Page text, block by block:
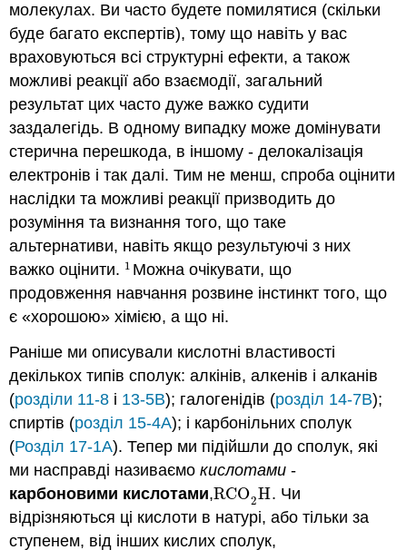
молекулах. Ви часто будете помилятися (скільки
буде багато експертів), тому що навіть у вас
враховуються всі структурні ефекти, а також
можливі реакції або взаємодії, загальний
результат цих часто дуже важко судити
заздалегідь. В одному випадку може домінувати
стерична перешкода, в іншому - делокалізація
електронів і так далі. Тим не менш, спроба оцінити
наслідки та можливі реакції призводить до
розуміння та визнання того, що таке
альтернативи, навіть якщо результуючі з них
важко оцінити. 1
1Можна очікувати, що
продовження навчання розвине інстинкт того, що
є «хорошою» хімією, а що ні.
Раніше ми описували кислотні властивості
декількох типів сполук: алкінів, алкенів і алканів
(розділи 11-8 і 13-5B); галогенідів (розділ 14-7B);
спиртів (розділ 15-4A); і карбонільних сполук
(Розділ 17-1А). Тепер ми підійшли до сполук, які
ми насправді називаємокислотами -
карбоновими кислотами,RCO2H
RCO2H. Чи
відрізняються ці кислоти в натурі, або тільки за
ступенем, від інших кислих сполук,